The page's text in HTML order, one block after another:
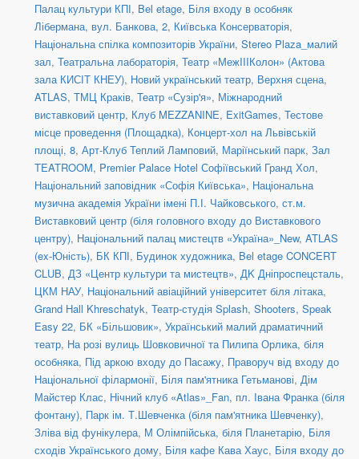
Палац культури КПІ, Bel etage, Біля входу в особняк
Лібермана, вул. Банкова, 2, Київська Консерваторія,
Національна спілка композиторів України, Stereo Plaza_малий
зал, Театральна лабораторія, Театр «МежIIIКолон» (Актова
зала КИСІТ КНЕУ), Новий український театр, Верхня сцена,
ATLAS, ТМЦ Краків, Театр «Сузір'я», Міжнародний
виставковий центр, Клуб MEZZANINE, ExitGames, Тестове
місце проведення (Площадка), Концерт-хол на Львівській
площі, 8, Арт-Клуб Теплий Ламповий, Маріїнський парк, Зал
TEATROOM, Premier Palace Hotel Софіївський Гранд Хол,
Національний заповідник «Софія Київська», Національна
музична академія України імені П.І. Чайковського, ст.м.
Виставковий центр (біля головного входу до Виставкового
центру), Національний палац мистецтв «Україна»_New, ATLAS
(ex-Юність), БК КПІ, Будинок художника, Bel etage CONCERT
CLUB, ДЗ «Центр культури та мистецтв», ДK Дніпроспецсталь,
ЦКМ НАУ, Національний авіаційний університет біля літака,
Grand Hall Khreschatyk, Театр-студія Splash, Shooters, Speak
Easy 22, БК «Більшовик», Український малий драматичний
театр, На розі вулиць Шовковичної та Пилипа Орлика, біля
особняка, Під аркою входу до Пасажу, Праворуч від входу до
Національної філармонії, Біля пам'ятника Гетьманові, Дім
Майстер Клас, Нічний клуб «Atlas»_Fan, пл. Івана Франка (біля
фонтану), Парк ім. Т.Шевченка (біля пам'ятника Шевченку),
Зліва від фунікулера, М Олімпійська, біля Планетарію, Біля
сходів Українського дому, Біля кафе Кава Хаус, Біля входу до